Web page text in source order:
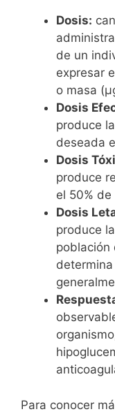
Dosis:
de un
expresar
o masa
Dosis
produce
deseada
Dosis
produce
el 50%
Dosis
produce
población
Para conocer